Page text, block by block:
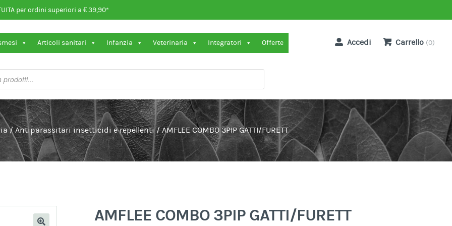
per ordini superiori a € 39,90*
Articoli sanitari Infanzia Veterinaria Integratori Offerte Accedi Carrello (0)
/Antiparassitari insetticidi e repellenti /AMFLEE COMBO 3PIP GATTI/FURETT
AMFLEE COMBO 3PIP GATTI/FURETT